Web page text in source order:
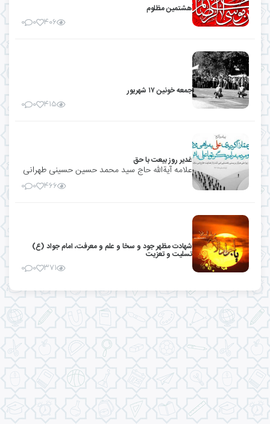
هشتمین مظلوم
۴۰۶ ۰ ۰
جمعه خونین ۱۷ شهریور
۴۱۵ ۰ ۰
غدیر روز بیعت با حق
علامه آیةالله حاج سید محمد حسین حسینی طهرانی
۴۶۶ ۰ ۰
شهادت مظهر جود و سخا و علم و معرفت، امام جواد (ع)
تسلیت و تعزیت
۳۷۱ ۰ ۰